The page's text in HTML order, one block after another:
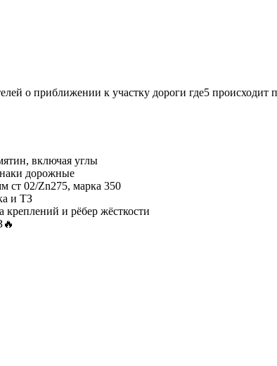
о приближении к участку дороги где5 происходит
включая углы
дорожные
ст 02/Zn275, марка 350
и ТЗ
и рёбер жёсткости